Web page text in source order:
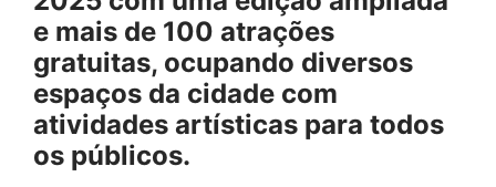
e mais de 100 atrações
gratuitas, ocupando diversos
espaços da cidade com
atividades artísticas para todos
os públicos.